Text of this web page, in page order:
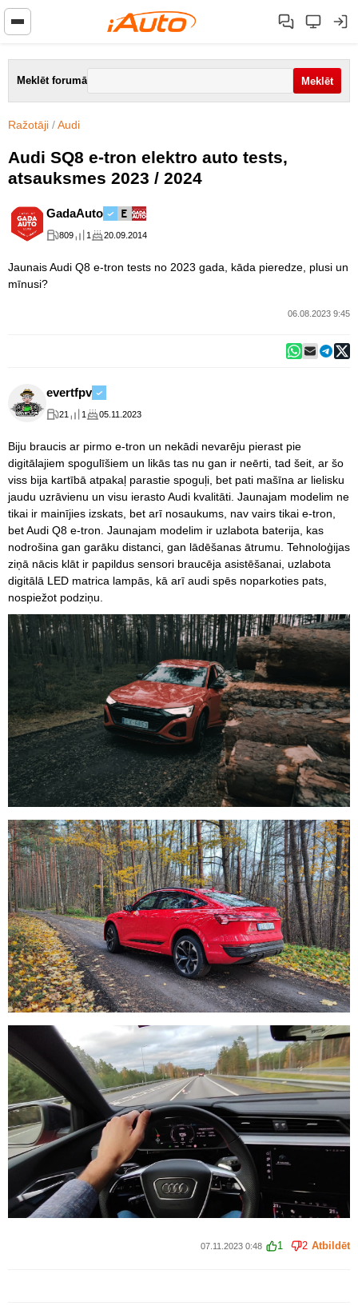
Meklēt forumā
Ražotāji /Audi
Audi SQ8 e-tron elektro auto tests,
atsauksmes 2023 / 2024
GadaAuto
809 1 20.09.2014
Jaunais Audi Q8 e-tron tests no 2023 gada, kāda pieredze, plusi un
mīnusi?
06.08.2023 9:45
evertfpv
21 1 05.11.2023
Biju braucis ar pirmo e-tron un nekādi nevarēju pierast pie
digitālajiem spogulīšiem un likās tas nu gan ir neērti, tad šeit, ar šo
viss bija kartībā atpakaļ parastie spoguļi, bet pati mašīna ar lielisku
jaudu uzrāvienu un visu ierasto Audi kvalitāti. Jaunajam modelim ne
tikai ir mainījies izskats, bet arī nosaukums, nav vairs tikai e-tron,
bet Audi Q8 e-tron. Jaunajam modelim ir uzlabota baterija, kas
nodrošina gan garāku distanci, gan lādēšanas ātrumu. Tehnoloģijas
ziņā nācis klāt ir papildus sensori braucēja asistēšanai, uzlabota
digitālā LED matrica lampās, kā arī audi spēs noparkoties pats,
nospiežot podziņu.
07.11.2023 0:48 1 2 Atbildēt